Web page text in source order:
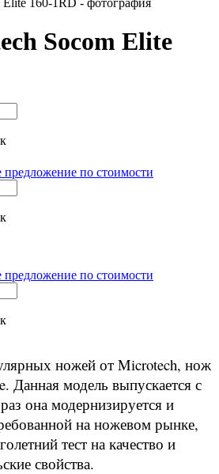
Socom Elite
предложение по стоимости
предложение по стоимости
ножей от Microtech, нож
Данная модель выпускается с
она модернизируется и
на ножевом рынке,
тест на качество и
свойства.